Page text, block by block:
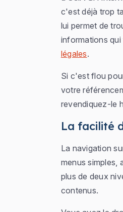
c'est déjà trop
lui permet de
informations
légales.
Si c'est flou
votre
revendiquez-le
La facilité
La navigation
menus simples,
plus de deux
contenus.